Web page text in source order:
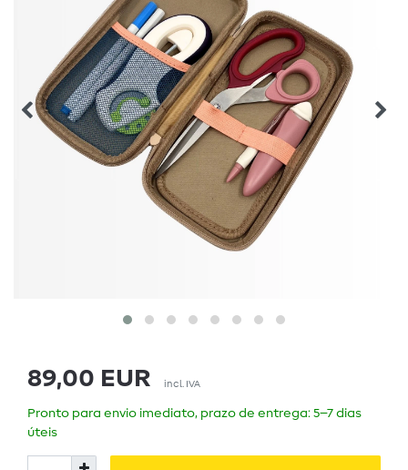
89,00 EUR incl. IVA
Pronto para envio imediato, prazo de entrega: 5–7 dias
úteis